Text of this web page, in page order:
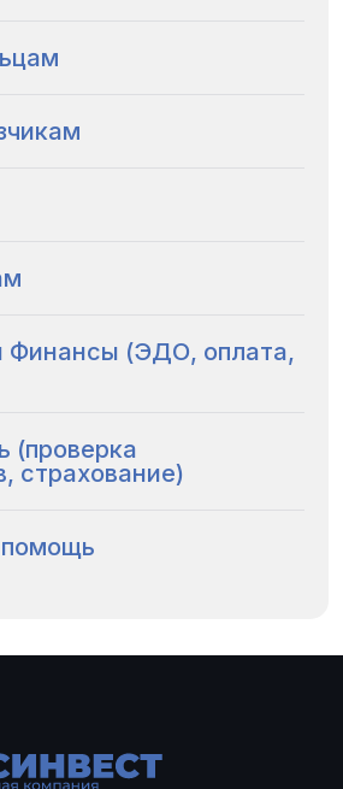
Финансы (ЭДО, оплата,
(проверка
страхование)
помощь